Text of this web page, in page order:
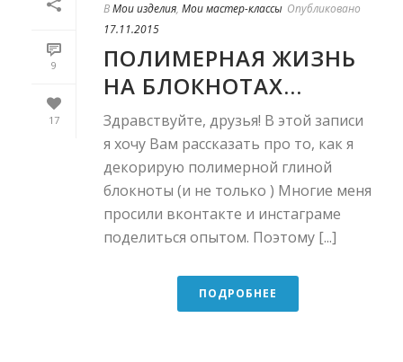
9
17
ВМои изделия, Мои мастер-классы Опубликовано
17.11.2015
ПОЛИМЕРНАЯ ЖИЗНЬ
НА БЛОКНОТАХ…
Здравствуйте, друзья! В этой записи
я хочу Вам рассказать про то, как я
декорирую полимерной глиной
блокноты (и не только ) Многие меня
просили вконтакте и инстаграме
поделиться опытом. Поэтому [...]
ПОДРОБНЕЕ